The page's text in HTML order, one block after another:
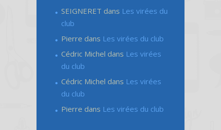
SEIGNERET dans Les virées du
club
Pierre dans Les virées du club
Cédric Michel dans Les virées
du club
Cédric Michel dans Les virées
du club
Pierre dans Les virées du club